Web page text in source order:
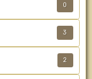
0
3
2